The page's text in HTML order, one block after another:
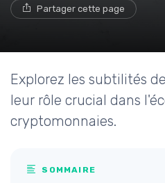
Partager cette page
Explorez les subtilités
leur rôle crucial dans
cryptomonnaies.
SOMMAIRE